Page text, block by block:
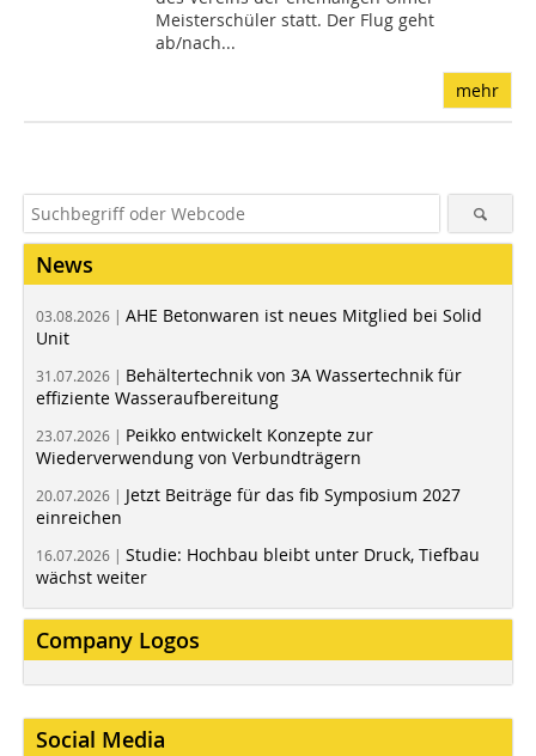
Meisterschüler statt. Der Flug geht
ab/nach...
mehr
News
03.08.2026 | AHE Betonwaren ist neues Mitglied bei Solid
Unit
31.07.2026 | Behältertechnik von 3A Wassertechnik für
effiziente Wasseraufbereitung
23.07.2026 | Peikko entwickelt Konzepte zur
Wiederverwendung von Verbundträgern
20.07.2026 | Jetzt Beiträge für das fib Symposium 2027
einreichen
16.07.2026 | Studie: Hochbau bleibt unter Druck, Tiefbau
wächst weiter
Company Logos
Social Media